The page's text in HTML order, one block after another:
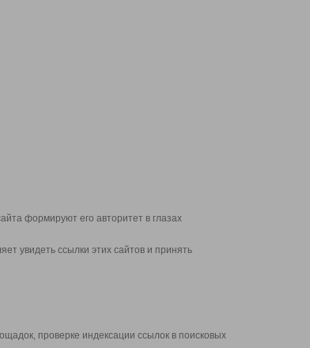
формируют его авторитет в глазах
увидеть ссылки этих сайтов и принять
проверке индексации ссылок в поисковых